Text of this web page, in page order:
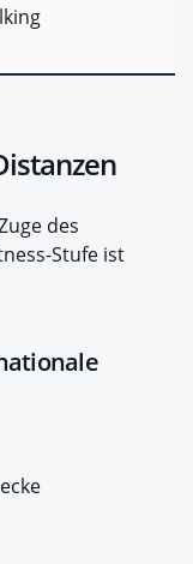
des
Stufe ist